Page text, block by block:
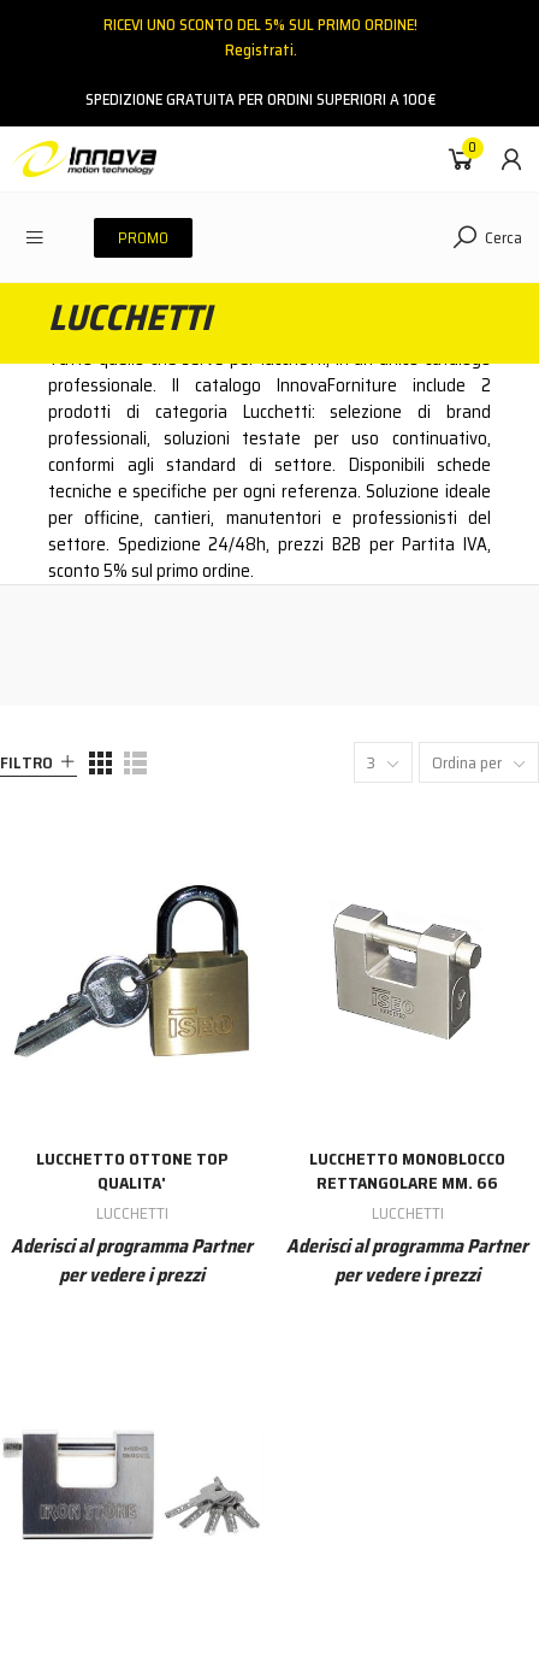
RICEVI UNO SCONTO DEL 5% SUL PRIMO ORDINE!
Registrati.
SPEDIZIONE GRATUITA PER ORDINI SUPERIORI A 100€
0
PROMO Cerca
LUCCHETTI
Tutto quello che serve per lucchetti, in un unico catalogo
professionale. Il catalogo InnovaForniture include 2
prodotti di categoria Lucchetti: selezione di brand
professionali, soluzioni testate per uso continuativo,
conformi agli standard di settore. Disponibili schede
tecniche e specifiche per ogni referenza. Soluzione ideale
per officine, cantieri, manutentori e professionisti del
settore. Spedizione 24/48h, prezzi B2B per Partita IVA,
sconto 5% sul primo ordine.
FILTRO 3 Ordina per
LUCCHETTO OTTONE TOP
QUALITA'
LUCCHETTI
Aderisci al programma Partner
per vedere i prezzi
LUCCHETTO MONOBLOCCO
RETTANGOLARE MM. 66
LUCCHETTI
Aderisci al programma Partner
per vedere i prezzi
ACCEDI
Hai dimenticato la password?
NESSUN ACCOUNT CREA UN NUOVO ACCOUNT
Contattaci